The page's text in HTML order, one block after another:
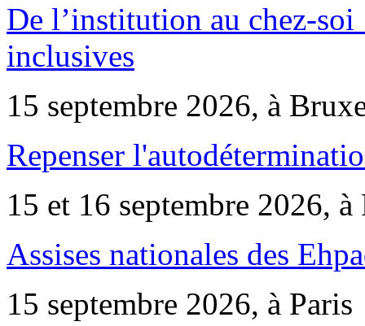
De l’institution au chez-
inclusives
15 septembre 2026, à
Repenser
15 et 16 septembre 2026, à
Assises nationales des
15 septembre 2026, à Paris